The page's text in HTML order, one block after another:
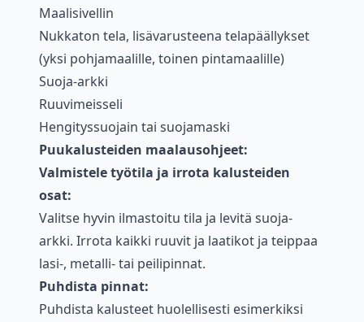
Maalisivellin
Nukkaton tela, lisävarusteena telapäällykset
(yksi pohjamaalille, toinen pintamaalille)
Suoja-arkki
Ruuvimeisseli
Hengityssuojain tai suojamaski
Puukalusteiden maalausohjeet:
Valmistele työtila ja irrota kalusteiden
osat:
Valitse hyvin ilmastoitu tila ja levitä suoja-
arkki. Irrota kaikki ruuvit ja laatikot ja teippaa
lasi-, metalli- tai peilipinnat.
Puhdista pinnat:
Puhdista kalusteet huolellisesti esimerkiksi